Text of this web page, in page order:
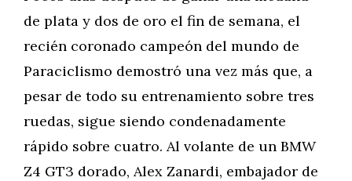
de plata y dos de oro el fin de semana, el
recién coronado campeón del mundo de
Paraciclismo demostró una vez más que, a
pesar de todo su entrenamiento sobre tres
ruedas, sigue siendo condenadamente
rápido sobre cuatro. Al volante de un BMW
Z4 GT3 dorado, Alex Zanardi, embajador de